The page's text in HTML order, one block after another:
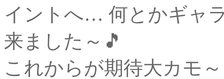
イントへ… 何とかギャ
来ました～🎵
これからが期待大カモ